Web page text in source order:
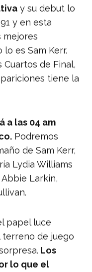
y su debut lo
y en esta
mejores
es Sam Kerr.
Cuartos de Final,
tiene la
a las 04 am
Podremos
de Sam Kerr,
Lydia Williams
Larkin,
papel luce
terreno de juego
Los
lo que el